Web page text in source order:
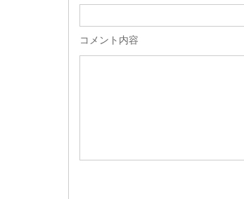
コメント内容